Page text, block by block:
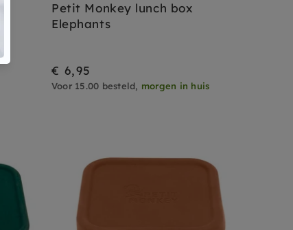
Petit Monkey lunch box
Elephants
€ 6,95
Voor 15.00 besteld, morgen in huis